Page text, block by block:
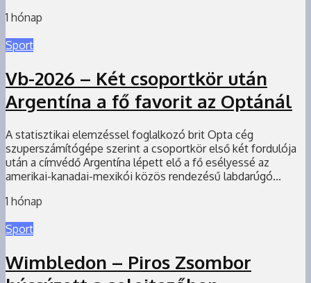
1 hónap
Sport
Vb-2026 – Két csoportkör után
Argentína a fő favorit az Optánál
A statisztikai elemzéssel foglalkozó brit Opta cég
szuperszámítógépe szerint a csoportkör első két fordulója
után a címvédő Argentína lépett elő a fő esélyessé az
amerikai-kanadai-mexikói közös rendezésű labdarúgó...
1 hónap
Sport
Wimbledon – Piros Zsombor